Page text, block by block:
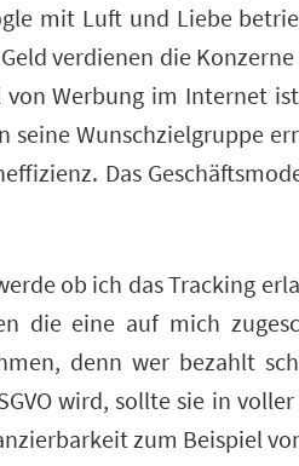
mit Luft und Liebe
verdienen die
von Werbung im Internet
Wunschzielgruppe
Das
ob ich das Tracking
die eine auf mich
denn wer bezahlt
wird, sollte sie in
zum Beispiel